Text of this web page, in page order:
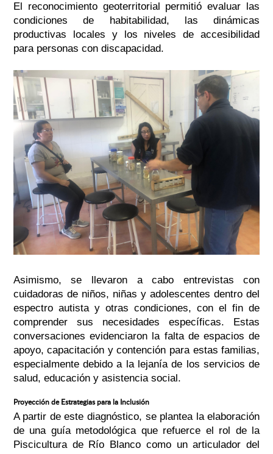
El reconocimiento geoterritorial permitió evaluar las
condiciones de habitabilidad, las dinámicas
productivas locales y los niveles de accesibilidad
para personas con discapacidad.
Asimismo, se llevaron a cabo entrevistas con
cuidadoras de niños, niñas y adolescentes dentro del
espectro autista y otras condiciones, con el fin de
comprender sus necesidades específicas. Estas
conversaciones evidenciaron la falta de espacios de
apoyo, capacitación y contención para estas familias,
especialmente debido a la lejanía de los servicios de
salud, educación y asistencia social.
Proyección de Estrategias para la Inclusión
A partir de este diagnóstico, se plantea la elaboración
de una guía metodológica que refuerce el rol de la
Piscicultura de Río Blanco como un articulador del